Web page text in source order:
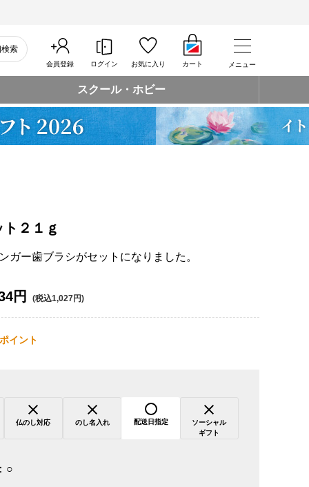
索
会員登録 ログイン お気に入り カート メニュー
スクール・ホビー
２１ｇ
ガー歯ブラシがセットになりました。
円 (税込1,027円)
ポイント
仏のし対応 のし名入れ 配送日指定
ソーシャル
ギフト
○